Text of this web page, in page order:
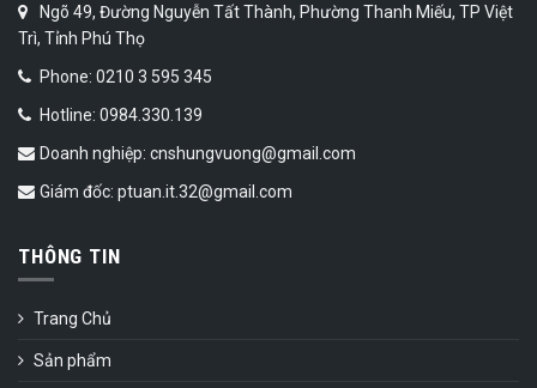
Ngõ 49, Đường Nguyễn Tất Thành, Phường Thanh Miếu, TP Việt
Trì, Tỉnh Phú Thọ
Phone: 0210 3 595 345
Hotline: 0984.330.139
Doanh nghiệp: cnshungvuong@gmail.com
Giám đốc: ptuan.it.32@gmail.com
THÔNG TIN
Trang Chủ
Sản phẩm